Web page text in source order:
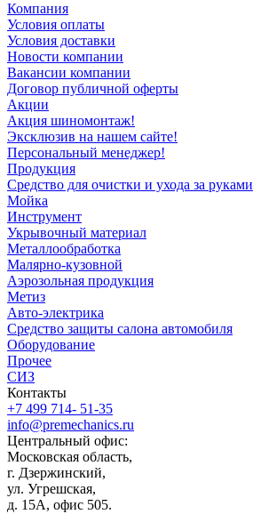
Компания
Условия оплаты
Условия доставки
Новости компании
Вакансии компании
Договор публичной оферты
Акции
Акция шиномонтаж!
Эксклюзив на нашем сайте!
Персональный менеджер!
Продукция
Средство для очистки и ухода за руками
Мойка
Инструмент
Укрывочный материал
Металлообработка
Малярно-кузовной
Аэрозольная продукция
Метиз
Авто-электрика
Средство защиты салона автомобиля
Оборудование
Прочее
СИЗ
Контакты
+7 499 714- 51-35
info@premechanics.ru
Центральный офис:
Московская область,
г. Дзержинский,
ул. Угрешская,
д. 15А, офис 505.